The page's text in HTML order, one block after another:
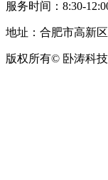
服务时间：8:30-
地址：合肥市高新
版权所有© 卧涛科